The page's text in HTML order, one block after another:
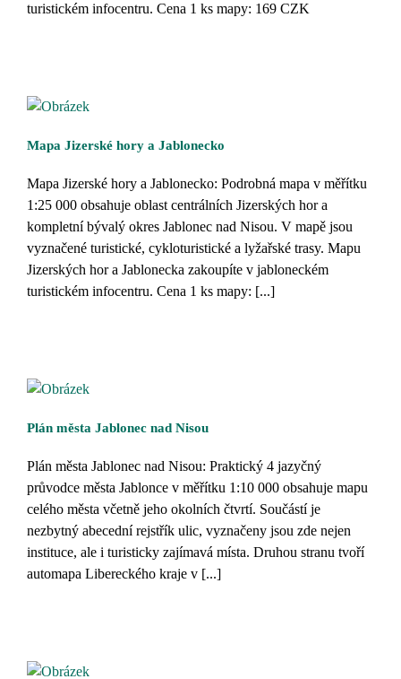
turistickém infocentru. Cena 1 ks mapy: 169 CZK
Mapa Jizerské hory a Jablonecko
Mapa Jizerské hory a Jablonecko: Podrobná mapa v měřítku
1:25 000 obsahuje oblast centrálních Jizerských hor a
kompletní bývalý okres Jablonec nad Nisou. V mapě jsou
vyznačené turistické, cykloturistické a lyžařské trasy. Mapu
Jizerských hor a Jablonecka zakoupíte v jabloneckém
turistickém infocentru. Cena 1 ks mapy: [...]
Plán města Jablonec nad Nisou
Plán města Jablonec nad Nisou: Praktický 4 jazyčný
průvodce města Jablonce v měřítku 1:10 000 obsahuje mapu
celého města včetně jeho okolních čtvrtí. Součástí je
nezbytný abecední rejstřík ulic, vyznačeny jsou zde nejen
instituce, ale i turisticky zajímavá místa. Druhou stranu tvoří
automapa Libereckého kraje v [...]